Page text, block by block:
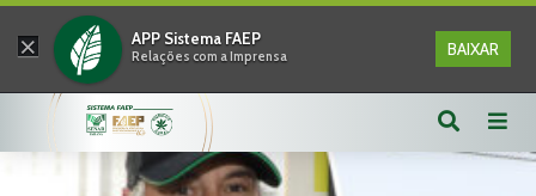
× APP Sistema FAEP
Relações com a Imprensa BAIXAR